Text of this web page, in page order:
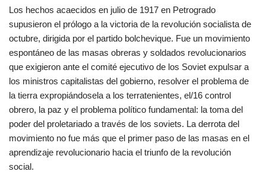
Los hechos acaecidos en julio de 1917 en Petrogrado
supusieron el prólogo a la victoria de la revolución socialista de
octubre, dirigida por el partido bolchevique. Fue un movimiento
espontáneo de las masas obreras y soldados revolucionarios
que exigieron ante el comité ejecutivo de los Soviet expulsar a
los ministros capitalistas del gobierno, resolver el problema de
la tierra expropiándosela a los terratenientes, el/16 control
obrero, la paz y el problema político fundamental: la toma del
poder del proletariado a través de los soviets. La derrota del
movimiento no fue más que el primer paso de las masas en el
aprendizaje revolucionario hacia el triunfo de la revolución
social.